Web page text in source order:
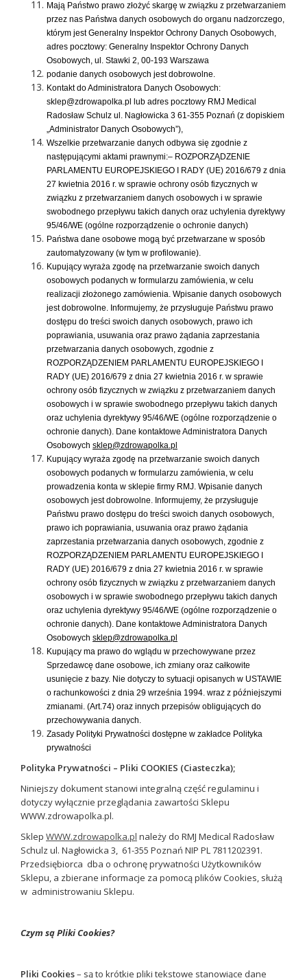
Mają Państwo prawo złożyć skargę w związku z przetwarzaniem
przez nas Państwa danych osobowych do organu nadzorczego,
którym jest Generalny Inspektor Ochrony Danych Osobowych,
adres pocztowy: Generalny Inspektor Ochrony Danych
Osobowych, ul. Stawki 2, 00-193 Warszawa
podanie danych osobowych jest dobrowolne.
Kontakt do Administratora Danych Osobowych:
sklep@zdrowapolka.pl lub adres pocztowy RMJ Medical
Radosław Schulz ul. Nagłowicka 3 61-355 Poznań (z dopiskiem
„Administrator Danych Osobowych”),
Wszelkie przetwarzanie danych odbywa się zgodnie z
następującymi aktami prawnymi:– ROZPORZĄDZENIE
PARLAMENTU EUROPEJSKIEGO I RADY (UE) 2016/679 z dnia
27 kwietnia 2016 r. w sprawie ochrony osób fizycznych w
związku z przetwarzaniem danych osobowych i w sprawie
swobodnego przepływu takich danych oraz uchylenia dyrektywy
95/46/WE (ogólne rozporządzenie o ochronie danych)
Państwa dane osobowe mogą być przetwarzane w sposób
zautomatyzowany (w tym w profilowanie).
Kupujący wyraża zgodę na przetwarzanie swoich danych
osobowych podanych w formularzu zamówienia, w celu
realizacji złożonego zamówienia. Wpisanie danych osobowych
jest dobrowolne. Informujemy, że przysługuje Państwu prawo
dostępu do treści swoich danych osobowych, prawo ich
poprawiania, usuwania oraz prawo żądania zaprzestania
przetwarzania danych osobowych, zgodnie z
ROZPORZĄDZENIEM PARLAMENTU EUROPEJSKIEGO I
RADY (UE) 2016/679 z dnia 27 kwietnia 2016 r. w sprawie
ochrony osób fizycznych w związku z przetwarzaniem danych
osobowych i w sprawie swobodnego przepływu takich danych
oraz uchylenia dyrektywy 95/46/WE (ogólne rozporządzenie o
ochronie danych). Dane kontaktowe Administratora Danych
Osobowych sklep@zdrowapolka.pl
Kupujący wyraża zgodę na przetwarzanie swoich danych
osobowych podanych w formularzu zamówienia, w celu
prowadzenia konta w sklepie firmy RMJ. Wpisanie danych
osobowych jest dobrowolne. Informujemy, że przysługuje
Państwu prawo dostępu do treści swoich danych osobowych,
prawo ich poprawiania, usuwania oraz prawo żądania
zaprzestania przetwarzania danych osobowych, zgodnie z
ROZPORZĄDZENIEM PARLAMENTU EUROPEJSKIEGO I
RADY (UE) 2016/679 z dnia 27 kwietnia 2016 r. w sprawie
ochrony osób fizycznych w związku z przetwarzaniem danych
osobowych i w sprawie swobodnego przepływu takich danych
oraz uchylenia dyrektywy 95/46/WE (ogólne rozporządzenie o
ochronie danych). Dane kontaktowe Administratora Danych
Osobowych sklep@zdrowapolka.pl
Kupujący ma prawo do wglądu w przechowywane przez
Sprzedawcę dane osobowe, ich zmiany oraz całkowite
usunięcie z bazy. Nie dotyczy to sytuacji opisanych w USTAWIE
o rachunkowości z dnia 29 września 1994. wraz z późniejszymi
zmianami. (Art.74) oraz innych przepisów obligujących do
przechowywania danych.
Zasady Polityki Prywatności dostępne w zakładce Polityka
prywatności
Polityka Prywatności – Pliki COOKIES (Ciasteczka);
Niniejszy dokument stanowi integralną część regulaminu i
dotyczy wyłącznie przeglądania zawartości Sklepu
WWW.zdrowapolka.pl.
Sklep WWW.zdrowapolka.pl należy do RMJ Medical Radosław
Schulz ul. Nagłowicka 3, 61-355 Poznań NIP PL 7811202391.
Przedsiębiorca dba o ochronę prywatności Użytkowników
Sklepu, a zbierane informacje za pomocą plików Cookies, służą
w administrowaniu Sklepu.
Czym są Pliki Cookies?
Pliki Cookies– są to krótkie pliki tekstowe stanowiące dane